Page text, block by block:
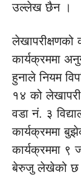
उल्लेख छैन ।
लेखापरीक्षणको
कार्यक्रममा
हुनाले नियम
१४ को
वडा नं. ३
कार्यक्रममा
कार्यक्रममा ९
बेरुजु लेखेको छ